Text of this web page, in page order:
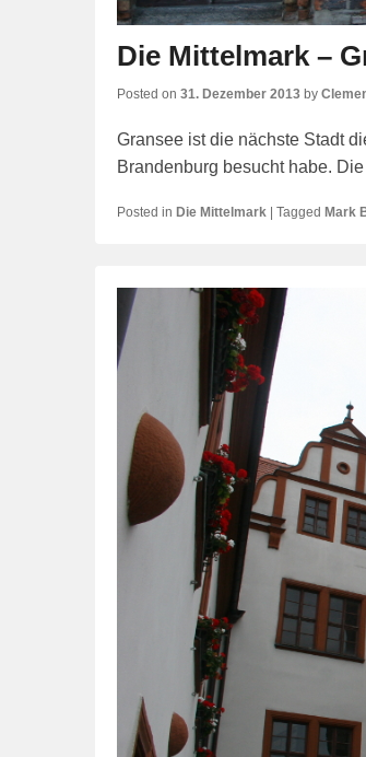
Die Mittelmark –
Posted on 31. Dezember 2013 by
Gransee ist die nächste Stadt
Brandenburg besucht habe.
Posted in Die Mittelmark Tagged Mark